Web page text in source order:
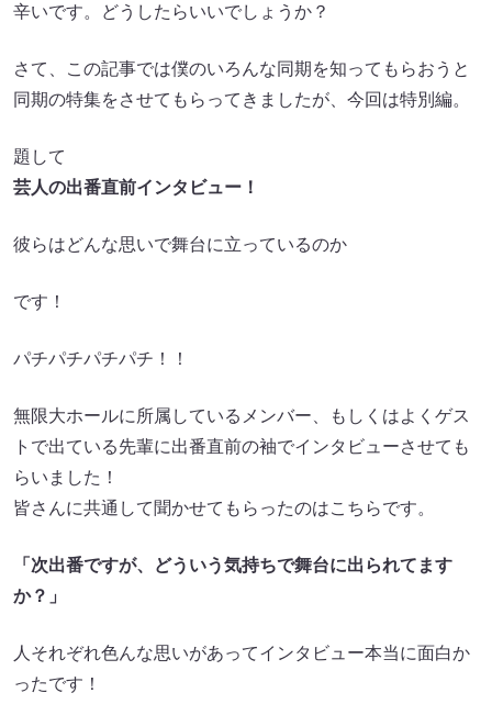
辛いです。どうしたらいいでしょうか？
さて、この記事では僕のいろんな同期を知ってもらおうと
同期の特集をさせてもらってきましたが、今回は特別編。
題して
芸人の出番直前インタビュー！
彼らはどんな思いで舞台に立っているのか
です！
パチパチパチパチ！！
無限大ホールに所属しているメンバー、もしくはよくゲス
トで出ている先輩に出番直前の袖でインタビューさせても
らいました！
皆さんに共通して聞かせてもらったのはこちらです。
「次出番ですが、どういう気持ちで舞台に出られてます
か？」
人それぞれ色んな思いがあってインタビュー本当に面白か
ったです！